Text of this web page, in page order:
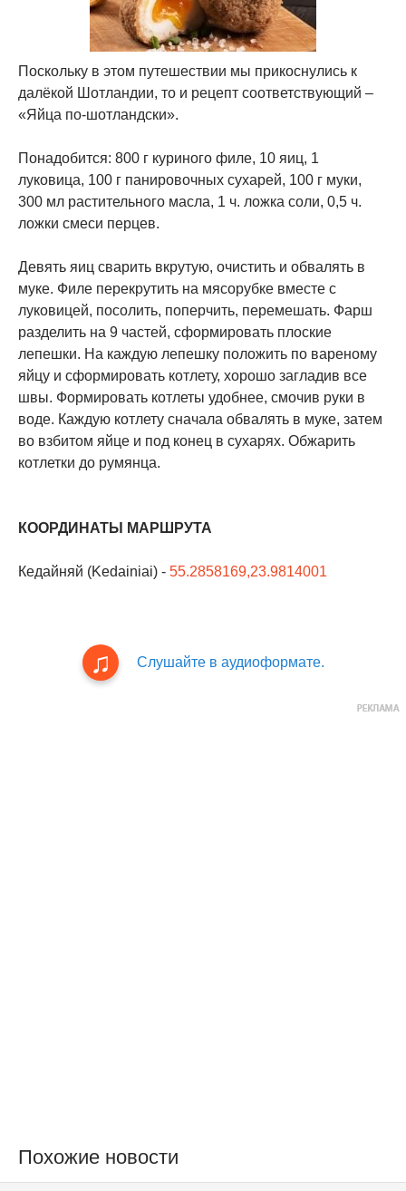
Поскольку в этом путешествии мы прикоснулись к
далёкой Шотландии, то и рецепт соответствующий –
«Яйца по-шотландски».
Понадобится: 800 г куриного филе, 10 яиц, 1
луковица, 100 г панировочных сухарей, 100 г муки,
300 мл растительного масла, 1 ч. ложка соли, 0,5 ч.
ложки смеси перцев.
Девять яиц сварить вкрутую, очистить и обвалять в
муке. Филе перекрутить на мясорубке вместе с
луковицей, посолить, поперчить, перемешать. Фарш
разделить на 9 частей, сформировать плоские
лепешки. На каждую лепешку положить по вареному
яйцу и сформировать котлету, хорошо загладив все
швы. Формировать котлеты удобнее, смочив руки в
воде. Каждую котлету сначала обвалять в муке, затем
во взбитом яйце и под конец в сухарях. Обжарить
котлетки до румянца.
КООРДИНАТЫ МАРШРУТА
Кедайняй (Kedainiai) - 55.2858169,23.9814001
Слушайте в аудиоформате.
Похожие новости